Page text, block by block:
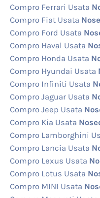
Compro Ferrari Usata
Compro Fiat Usata
Compro Ford Usata
Compro Haval Usata
Compro Honda Usata
Compro Hyundai Usata
Compro Infiniti Usata
Compro Jaguar Usata
Compro Jeep Usata
Compro Kia Usata
Compro Lamborghini
Compro Lancia Usata
Compro Lexus Usata
Compro Lotus Usata
Compro MINI Usata